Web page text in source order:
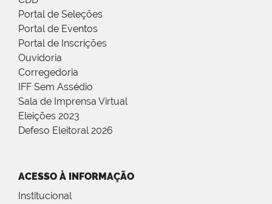
Portal de Seleções
Portal de Eventos
Portal de Inscrições
Ouvidoria
Corregedoria
IFF Sem Assédio
Sala de Imprensa Virtual
Eleições 2023
Defeso Eleitoral 2026
ACESSO À INFORMAÇÃO
Institucional